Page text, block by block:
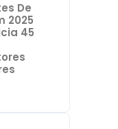
De
2025
45